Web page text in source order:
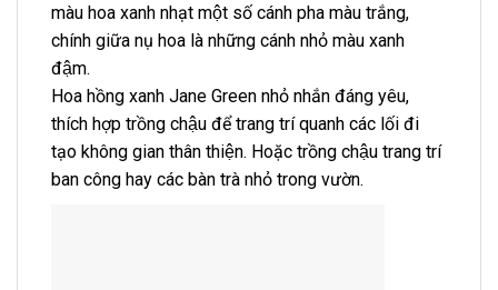
màu hoa xanh nhạt một số cánh pha màu trắng,
chính giữa nụ hoa là những cánh nhỏ màu xanh
đậm.
Hoa hồng xanh Jane Green nhỏ nhắn đáng yêu,
thích hợp trồng chậu để trang trí quanh các lối đi
tạo không gian thân thiện. Hoặc trồng chậu trang trí
ban công hay các bàn trà nhỏ trong vườn.